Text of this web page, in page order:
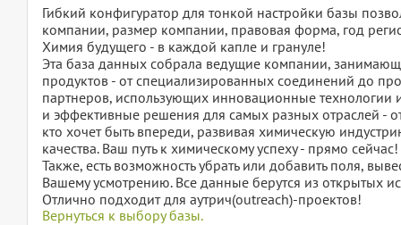
Гибкий конфигуратор для тонкой настройки базы
компании, размер компании, правовая форма, год
Химия будущего - в каждой капле и грануле!
Эта база данных собрала ведущие компании,
продуктов - от специализированных соединений до
партнеров, использующих инновационные технологии
и эффективные решения для самых разных отраслей -
кто хочет быть впереди, развивая химическую
качества. Ваш путь к химическому успеху - прямо сейчас!
Также, есть возможность убрать или добавить поля,
Вашему усмотрению. Все данные берутся из открытых
Отлично подходит для аутрич(outreach)-проектов!
Вернуться к выбору базы.